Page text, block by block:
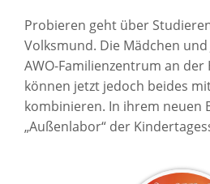
Probieren geht über
Volksmund. Die Mädchen und
AWO-Familienzentrum an
können jetzt jedoch beides
kombinieren. In ihrem neuen
„Außenlabor“ der